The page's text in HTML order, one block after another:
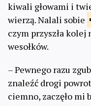
kiwali głowami i
wierzą. Nalali sobie
czym przyszła kolej
wesołków.
– Pewnego razu
znaleźć drogi
ciemno, zaczęło mi